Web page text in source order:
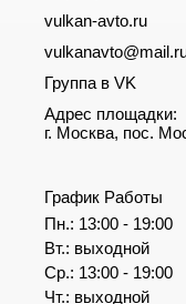
vulkan-avto.ru
Группа в VK
Адрес площадки:
г. Москва, пос.
График Работы
Пн.: 13:00 - 19:00
Вт.: выходной
Ср.: 13:00 - 19:00
Чт.: выходной